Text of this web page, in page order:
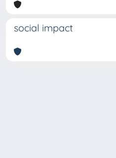
social impact